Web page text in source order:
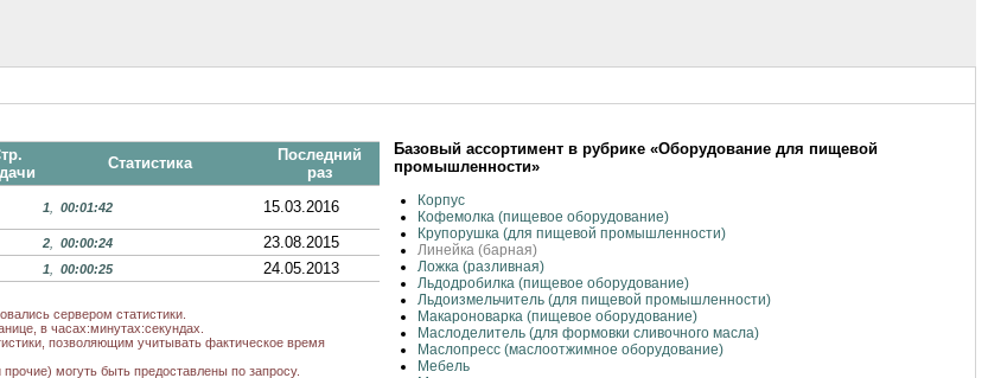
Статистика
Последний
раз
1 00:01:42
15.03.2016
2 00:00:24
23.08.2015
1 00:00:25 24.05.2013
сервером статистики.
в часах:минутах:секундах.
позволяющим учитывать фактическое время
могуть быть предоставлены по запросу.
Базовый ассортимент в рубрике «Оборудование для пищевой
промышленности»
Корпус
Кофемолка (пищевое оборудование)
Крупорушка (для пищевой промышленности)
Линейка (барная)
Ложка (разливная)
Льдодробилка (пищевое оборудование)
Льдоизмельчитель (для пищевой промышленности)
Макароноварка (пищевое оборудование)
Маслоделитель (для формовки сливочного масла)
Маслопресс (маслоотжимное оборудование)
Мебель